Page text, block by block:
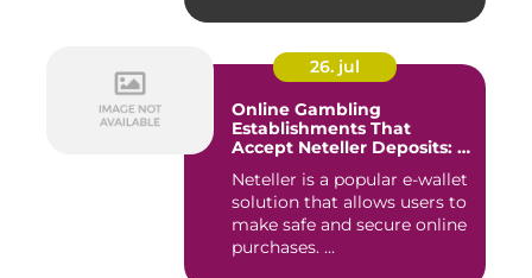
26. jul
Online Gambling
Establishments That
Accept Neteller Deposits: A
Neteller is a popular e-wallet
solution that allows users to
make safe and secure online
purchases. ...